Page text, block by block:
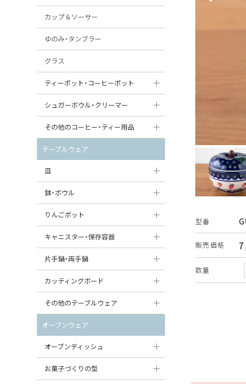
型番
販売価格
数量
カップ＆ソーサー
ゆのみ・タンブラー
グラス
ティーポット・コーヒーポット
ティーポット
コーヒーポット
シュガーボウル・クリーマー
シュガーボウル
クリーマー
その他のコーヒー・ティー用品
ポットウォーマー
ピッチャー
コーヒードリッパー
すべて見る
テーブルウェア
皿
大皿（24cm〜）
中皿（18〜24cm）
丸皿
スープ皿
ダルマプレート
たまご型プレート
鉢・ボウル
大鉢（21cm〜）
中鉢（16〜21cm）
丸鉢・どんぶり・ボウル
茶碗
オーバルボウル
りんごポット
りんごポット
りんごポット小
キャニスター・保存容器
キャニスター
つぼ
ガーリックポット
オニオンキャニスター
ガーリックキャニスター
片手鍋・両手鍋
ソースパン（片手鍋）
スープチュリーン
カッティングボード
角型カッティングボード
丸型カッティングボード
すべて見る
その他のテーブルウェア
調味料入れ
グレイヴィーボート
エッグカップ
オーブンウェア
オーブンディッシュ
大型（24cm〜）
お菓子づくりの型